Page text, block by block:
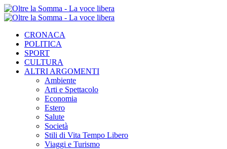
CRONACA
POLITICA
SPORT
CULTURA
ALTRI ARGOMENTI
Ambiente
Arti e Spettacolo
Economia
Estero
Salute
Società
Stili di Vita Tempo Libero
Viaggi e Turismo